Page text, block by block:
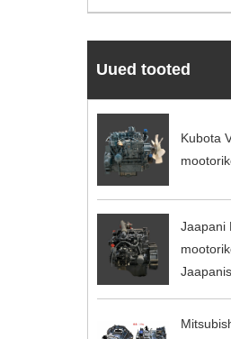
Uued tooted
Kubota
Jaapani
Jaapanis